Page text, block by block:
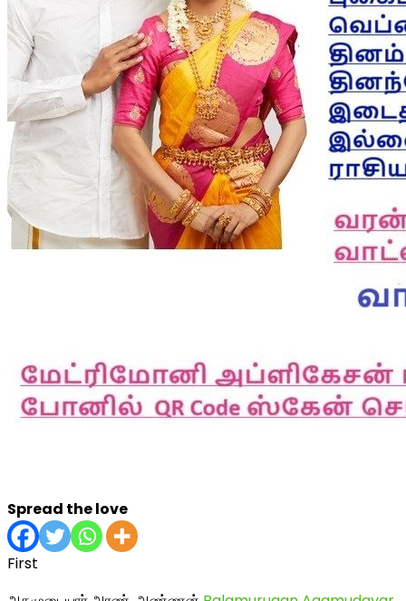
Spread the love
First